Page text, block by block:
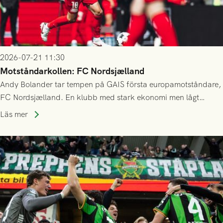
2026-07-21 11:30
Motståndarkollen: FC Nordsjælland
Andy Bolander tar tempen på GAIS första europamotståndare,
FC Nordsjælland. En klubb med stark ekonomi men lågt
publiksnitt, ett lag med både kollektiv styrka och individuell
Läs mer